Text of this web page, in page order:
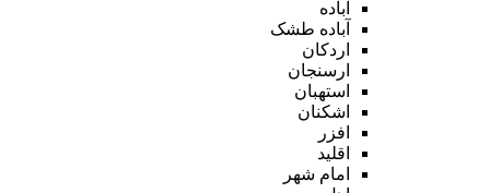
آباده
آباده طشک
اردکان
ارسنجان
استهبان
اشکنان
افزر
اقلید
امام شهر